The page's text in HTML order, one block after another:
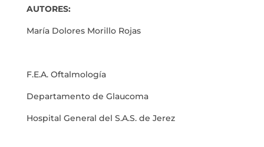
AUTORES:
María Dolores Morillo Rojas
F.E.A. Oftalmología
Departamento de Glaucoma
Hospital General del S.A.S. de Jerez